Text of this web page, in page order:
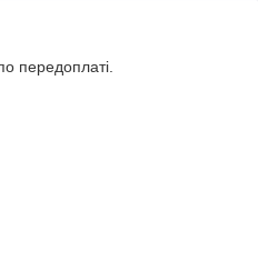
передоплаті.